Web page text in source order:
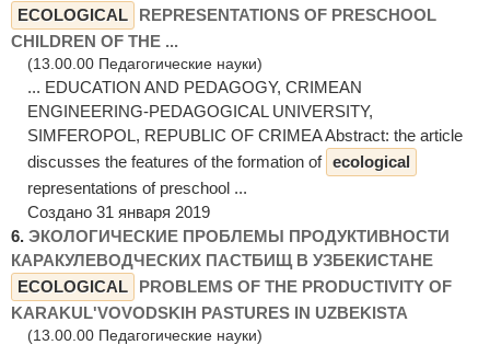
ECOLOGICAL
REPRESENTATIONS OF PRESCHOOL
CHILDREN OF THE ...
(13.00.00 Педагогические науки)
... EDUCATION AND PEDAGOGY, CRIMEAN
ENGINEERING-PEDAGOGICAL UNIVERSITY,
SIMFEROPOL, REPUBLIC OF CRIMEA Abstract: the article
discusses the features of the formation of ecological
representations of preschool ...
Создано 31 января 2019
6. ЭКОЛОГИЧЕСКИЕ ПРОБЛЕМЫ ПРОДУКТИВНОСТИ
КАРАКУЛЕВОДЧЕСКИХ ПАСТБИЩ В УЗБЕКИСТАНЕ
ECOLOGICAL
PROBLEMS OF THE PRODUCTIVITY OF
KARAKUL'VOVODSKIH PASTURES IN UZBEKISTA
(13.00.00 Педагогические науки)